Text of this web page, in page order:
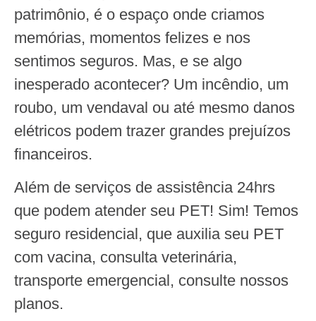
patrimônio, é o espaço onde criamos
memórias, momentos felizes e nos
sentimos seguros. Mas, e se algo
inesperado acontecer? Um incêndio, um
roubo, um vendaval ou até mesmo danos
elétricos podem trazer grandes prejuízos
financeiros.
Além de serviços de assistência 24hrs
que podem atender seu PET! Sim! Temos
seguro residencial, que auxilia seu PET
com vacina, consulta veterinária,
transporte emergencial, consulte nossos
planos.